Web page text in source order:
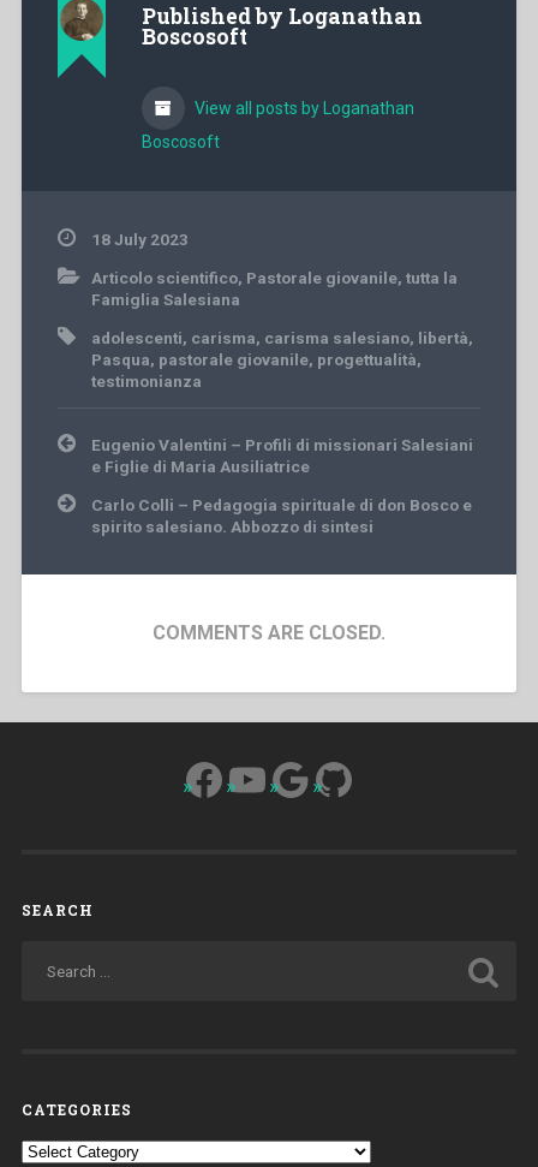
Published by Loganathan
Boscosoft
View all posts by Loganathan
Boscosoft
18 July 2023
Articolo scientifico, Pastorale giovanile, tutta la
Famiglia Salesiana
adolescenti, carisma, carisma salesiano, libertà,
Pasqua, pastorale giovanile, progettualità,
testimonianza
Post
navigation
Eugenio Valentini – Profili di missionari Salesiani
e Figlie di Maria Ausiliatrice
Carlo Colli – Pedagogia spirituale di don Bosco e
spirito salesiano. Abbozzo di sintesi
COMMENTS ARE CLOSED.
Facebook
YouTube
Google
GitHub
SEARCH
CATEGORIES
Categories